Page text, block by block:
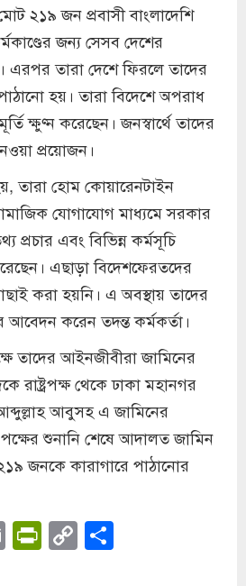
২১৯ জন প্রবাসী বাংলাদেশি
জন্য সেসব দেশের
এরপর তারা দেশে ফিরলে তাদের
হয়। তারা বিদেশে অপরাধ
ক্ষুণ্ন করেছেন। জনস্বার্থে তাদের
প্রয়োজন।
তারা হোম কোয়ারেনটাইন
যোগাযোগ মাধ্যমে সরকার
প্রচার এবং বিভিন্ন কর্মসূচি
এছাড়া বিদেশফেরতদের
করা হয়নি। এ অবস্থায় তাদের
করেন তদন্ত কর্মকর্তা।
তাদের আইনজীবীরা জামিনের
রাষ্ট্রপক্ষ থেকে ঢাকা মহানগর
আবুসহ এ জামিনের
শুনানি শেষে আদালত জামিন
জনকে কারাগারে পাঠানোর
EmailPrintFriendly
Copy
Link